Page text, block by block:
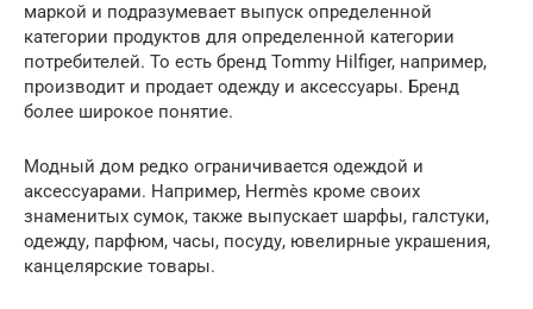
маркой и подразумевает выпуск определенной
категории продуктов для определенной категории
потребителей. То есть бренд Tommy Hilfiger, например,
производит и продает одежду и аксессуары. Бренд
более широкое понятие.
Модный дом редко ограничивается одеждой и
аксессуарами. Например, Hermès кроме своих
знаменитых сумок, также выпускает шарфы, галстуки,
одежду, парфюм, часы, посуду, ювелирные украшения,
канцелярские товары.